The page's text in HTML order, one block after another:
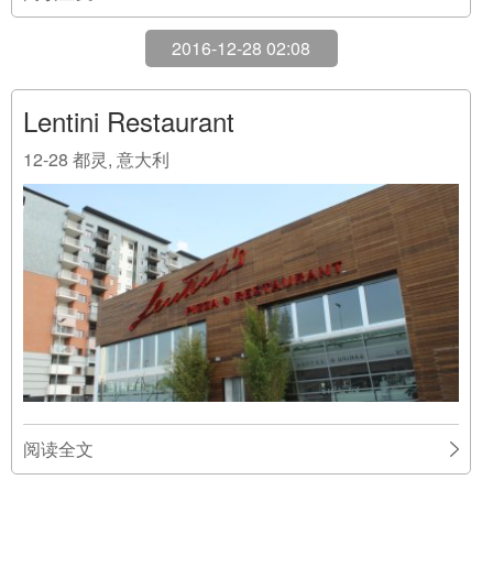
2016-12-28 02:08
Lentini Restaurant
12-28 都灵, 意大利
阅读全文